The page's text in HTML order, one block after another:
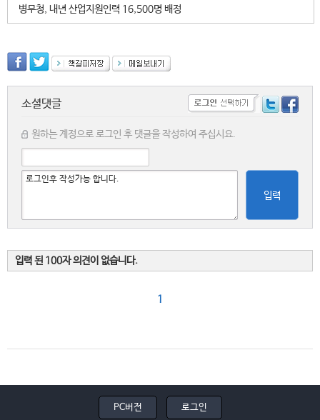
병무청, 내년 산업지원인력 16,500명 배정
소셜댓글
원하는 계정으로 로그인 후 댓글을 작성하여 주십시요.
입력
입력 된 100자 의견이 없습니다.
1
PC버전 로그인